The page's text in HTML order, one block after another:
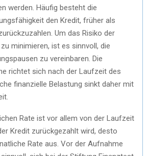
werden. Häufig besteht die
den Kredit, früher als
Um das Risiko der
minimieren, ist es sinnvoll, die
zu vereinbaren. Die
richtet sich nach der Laufzeit des
finanzielle Belastung sinkt daher mit
Rate ist vor allem von der Laufzeit
Kredit zurückgezahlt wird, desto
Rate aus. Vor der Aufnahme